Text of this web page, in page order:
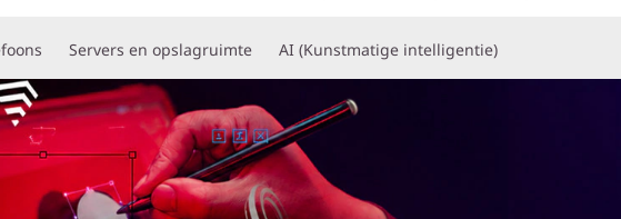
Servers en opslagruimte AI (Kunstmatige intelligentie)